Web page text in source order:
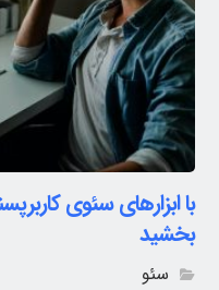
با ابزارهای سئوی
بخشید
سئو